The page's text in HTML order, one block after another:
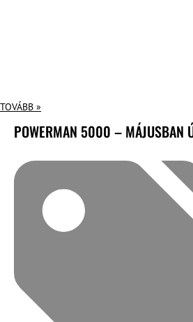
TOVÁBB »
POWERMAN 5000 – MÁJUSBAN